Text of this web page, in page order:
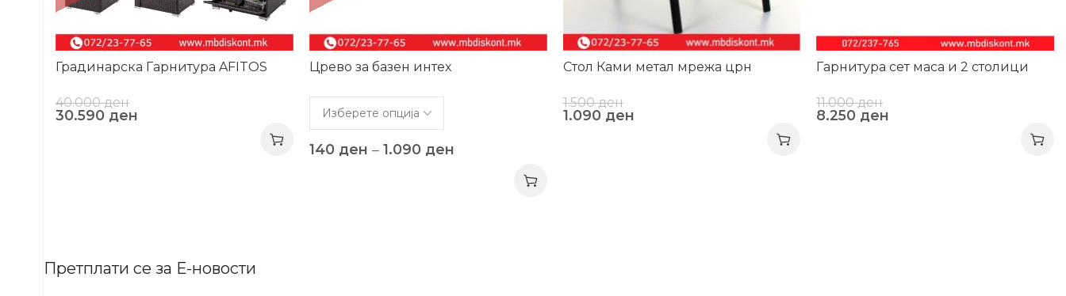
Градинарска Гарнитура AFITOS
40.000ден
30.590 ден
Црево за базен интех
140 ден – 1.090 ден
Стол Ками метал мрежа црн
1.500ден
1.090 ден
Гарнитура сет маса и 2 столици
11.000ден
8.250 ден
Претплати се за Е-новости